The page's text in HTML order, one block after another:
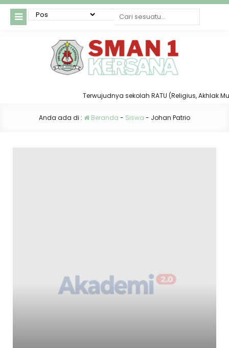
Terwujudnya sekolah RATU (Religius, Akhlak
Anda ada di : Beranda - Siswa - Johan Patrio